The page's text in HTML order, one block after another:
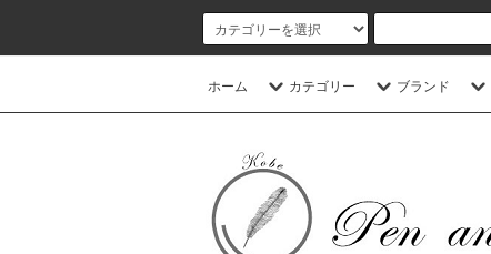
ホーム カテゴリー ブランド